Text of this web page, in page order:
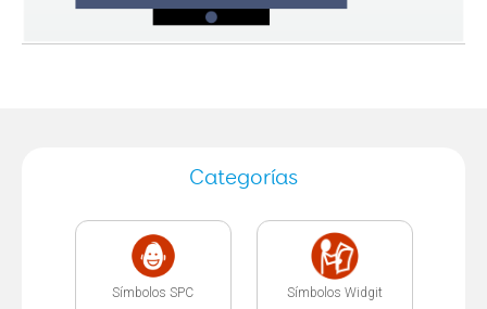
Categorías
Símbolos SPC Símbolos Widgit